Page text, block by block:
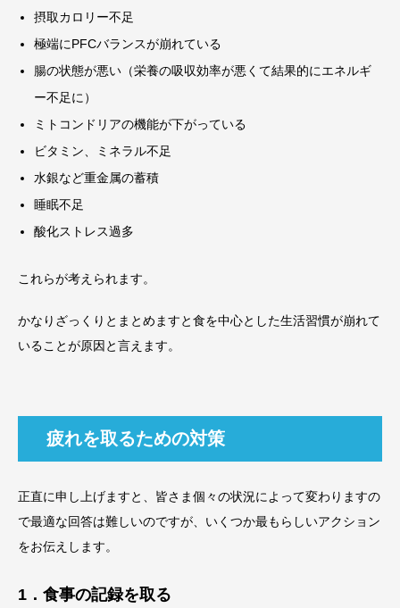
摂取カロリー不足
極端にPFCバランスが崩れている
腸の状態が悪い（栄養の吸収効率が悪くて結果的にエネルギ
ー不足に）
ミトコンドリアの機能が下がっている
ビタミン、ミネラル不足
水銀など重金属の蓄積
睡眠不足
酸化ストレス過多
これらが考えられます。
かなりざっくりとまとめますと食を中心とした生活習慣が崩れて
いることが原因と言えます。
疲れを取るための対策
正直に申し上げますと、皆さま個々の状況によって変わりますの
で最適な回答は難しいのですが、いくつか最もらしいアクション
をお伝えします。
1．食事の記録を取る